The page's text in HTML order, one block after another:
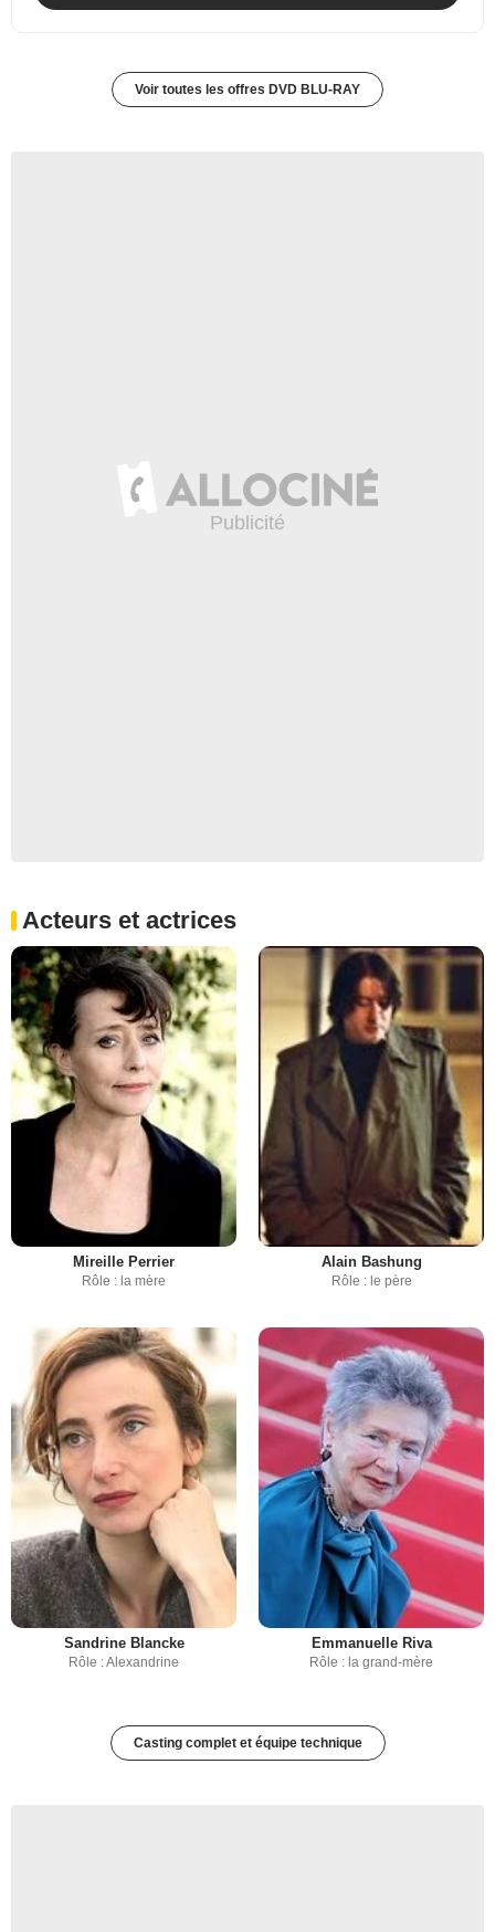
Voir toutes les offres DVD BLU-RAY
Acteurs et actrices
Mireille Perrier
Rôle : la mère
Alain Bashung
Rôle : le père
Sandrine Blancke
Rôle : Alexandrine
Emmanuelle Riva
Rôle : la grand-mère
Casting complet et équipe technique